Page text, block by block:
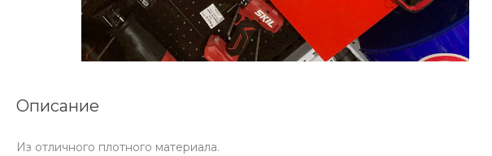
Описание
Из отличного плотного материала.